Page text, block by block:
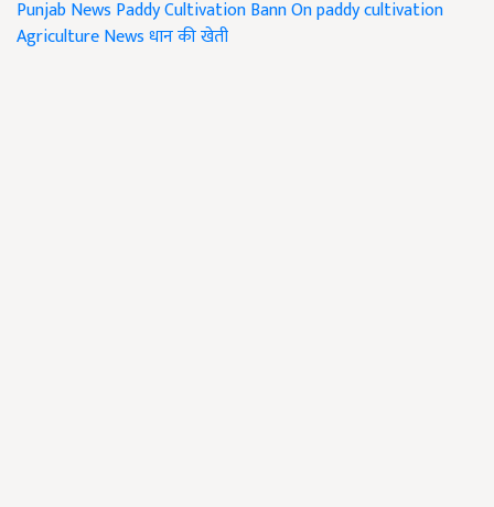
Punjab News Paddy CultivationBann On paddy cultivation
Agriculture Newsधान की खेती